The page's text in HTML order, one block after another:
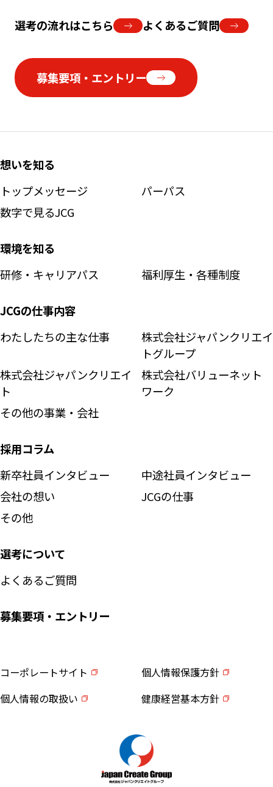
選考の流れはこちら よくあるご質問
募集要項・エントリー
想いを知る
トップメッセージ
パーパス
数字で見るJCG
環境を知る
研修・キャリアパス
福利厚生・各種制度
JCGの仕事内容
わたしたちの主な仕事
株式会社ジャパンクリエイ
トグループ
株式会社ジャパンクリエイ
ト
株式会社バリューネット
ワーク
その他の事業・会社
採用コラム
新卒社員インタビュー
中途社員インタビュー
会社の想い
JCGの仕事
その他
選考について
よくあるご質問
募集要項・エントリー
コーポレートサイト
個人情報保護方針
個人情報の取扱い
健康経営基本方針